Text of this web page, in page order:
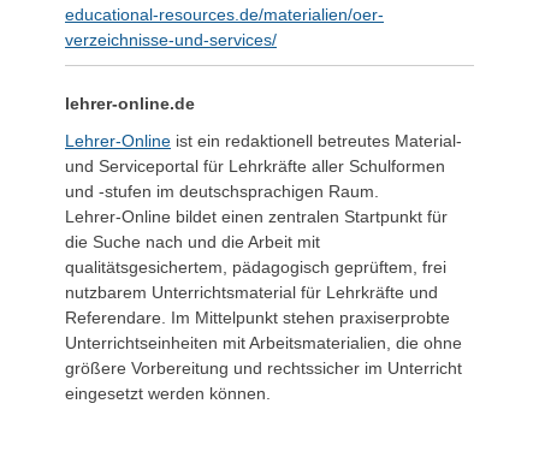
educational-resources.de/materialien/oer-
verzeichnisse-und-services/
lehrer-online.de
Lehrer-Online ist ein redaktionell betreutes Material-
und Serviceportal für Lehrkräfte aller Schulformen
und -stufen im deutschsprachigen Raum.
Lehrer-Online bildet einen zentralen Startpunkt für
die Suche nach und die Arbeit mit
qualitätsgesichertem, pädagogisch geprüftem, frei
nutzbarem Unterrichtsmaterial für Lehrkräfte und
Referendare. Im Mittelpunkt stehen praxiserprobte
Unterrichtseinheiten mit Arbeitsmaterialien, die ohne
größere Vorbereitung und rechtssicher im Unterricht
eingesetzt werden können.